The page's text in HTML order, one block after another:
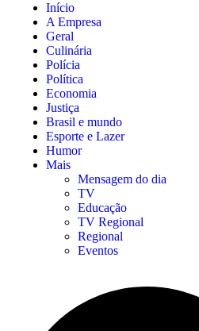
Início
A Empresa
Geral
Culinária
Polícia
Política
Economia
Justiça
Brasil e mundo
Esporte e Lazer
Humor
Mais
Mensagem do dia
TV
Educação
TV Regional
Regional
Eventos